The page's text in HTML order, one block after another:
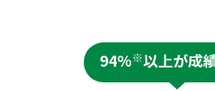
94%※以上が成